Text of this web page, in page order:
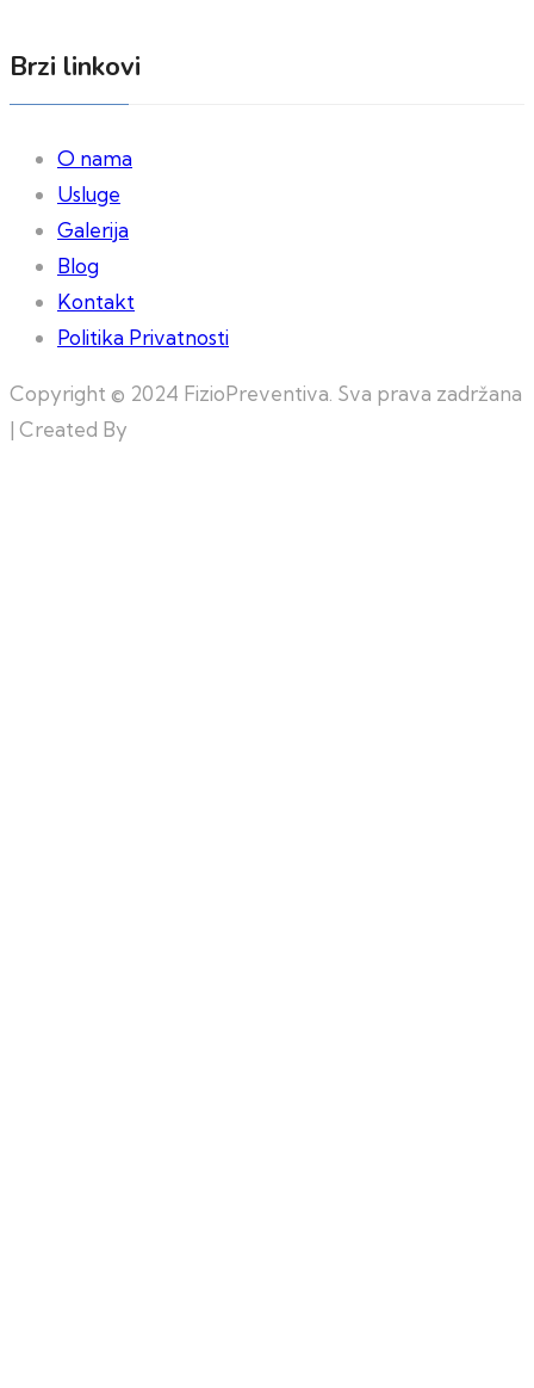
Brzi linkovi
O nama
Usluge
Galerija
Blog
Kontakt
Politika Privatnosti
Copyright © 2024 FizioPreventiva. Sva prava zadržana
| Created By